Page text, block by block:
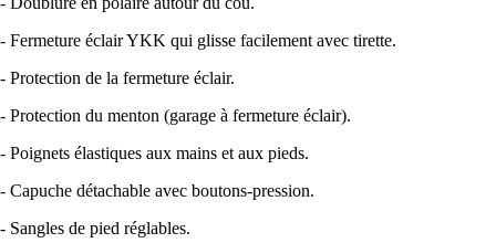
- Fermeture éclair YKK qui glisse facilement avec tirette.
- Protection de la fermeture éclair.
- Protection du menton (garage à fermeture éclair).
- Poignets élastiques aux mains et aux pieds.
- Capuche détachable avec boutons-pression.
- Sangles de pied réglables.